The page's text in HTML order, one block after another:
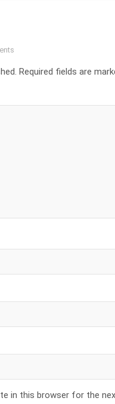
Required fields are
in this browser for the